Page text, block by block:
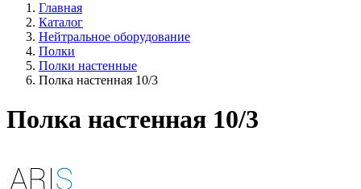
Главная
Каталог
Нейтральное оборудование
Полки
Полки настенные
Полка настенная 10/3
Полка настенная 10/3